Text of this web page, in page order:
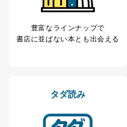
の通知を求められた場合
す。ただし、以下①～④の
利用目的の通知を行なう
①利用目的を本人に通知し
本人又は第三者の生命、
②利用目的を本人に通知
豊富なラインナップで
書店に並ばない本とも出会える
タダ読み